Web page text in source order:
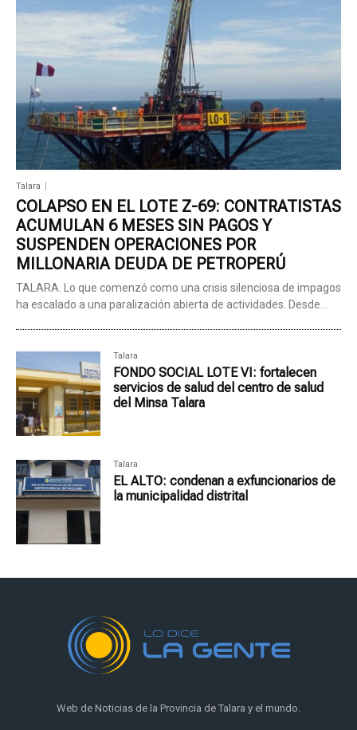
Talara
COLAPSO EN EL LOTE Z-69: CONTRATISTAS
ACUMULAN 6 MESES SIN PAGOS Y
SUSPENDEN OPERACIONES POR
MILLONARIA DEUDA DE PETROPERÚ
TALARA. Lo que comenzó como una crisis silenciosa de impagos
ha escalado a una paralización abierta de actividades. Desde...
Talara
FONDO SOCIAL LOTE VI: fortalecen
servicios de salud del centro de salud
del Minsa Talara
Talara
EL ALTO: condenan a exfuncionarios de
la municipalidad distrital
Web de Noticias de la Provincia de Talara y el mundo.